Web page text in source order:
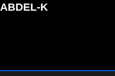
ABDEL-K